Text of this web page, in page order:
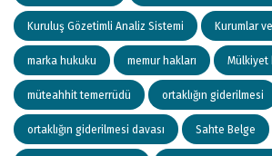
Kuruluş Gözetimli Analiz Sistemi Kurumlar
marka hukuku memur hakları Mülkiyet
müteahhit temerrüdü ortaklığın giderilmesi
ortaklığın giderilmesi davası Sahte Belge